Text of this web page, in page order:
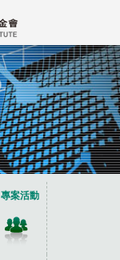
專案活動